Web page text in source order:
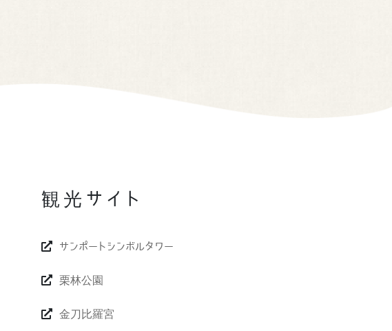
観光サイト
サンポートシンボルタワー
栗林公園
金刀比羅宮